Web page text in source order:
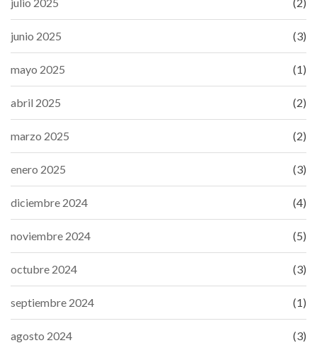
junio 2025 (3)
mayo 2025 (1)
abril 2025 (2)
marzo 2025 (2)
enero 2025 (3)
diciembre 2024 (4)
noviembre 2024 (5)
octubre 2024 (3)
septiembre 2024 (1)
agosto 2024 (3)